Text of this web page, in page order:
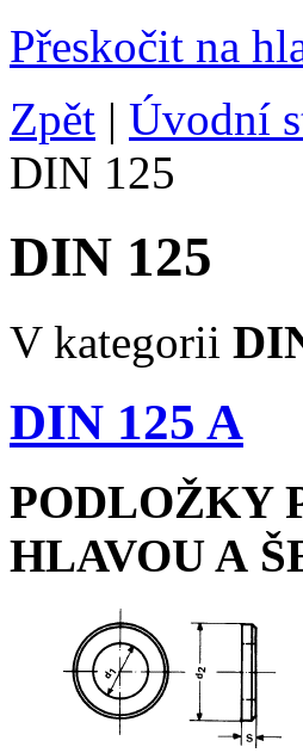
Přeskočit na
Zpět | Úvodní
DIN 125
DIN 125
V kategorii
DIN 125 A
PODLOŽKY
HLAVOU A